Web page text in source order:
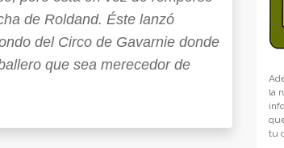
de Roldand. Éste lanzó
del Circo de Gavarnie donde
que sea merecedor de
la
tu